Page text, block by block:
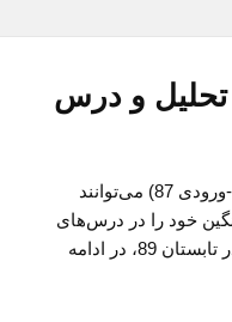
تحلیل یا کارگاه مدلسازی)
و درس
دانشجویان رشته نرم افزار (پودمانی-ورودی 87) می‌توانند
خود را در درس‌های
تجزیه و تحلیل و کارگاه مدل سازی در تابستان 89، در ادامه